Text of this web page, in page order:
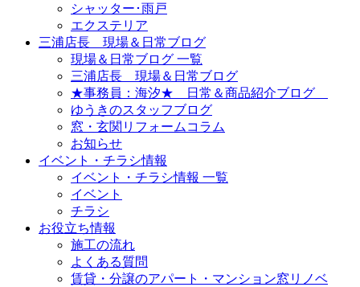
シャッター･雨戸
エクステリア
三浦店長 現場＆日常ブログ
現場＆日常ブログ 一覧
三浦店長 現場＆日常ブログ
★事務員：海汐★ 日常＆商品紹介ブログ
ゆうきのスタッフブログ
窓・玄関リフォームコラム
お知らせ
イベント・チラシ情報
イベント・チラシ情報 一覧
イベント
チラシ
お役立ち情報
施工の流れ
よくある質問
賃貸・分譲のアパート・マンション窓リノベ